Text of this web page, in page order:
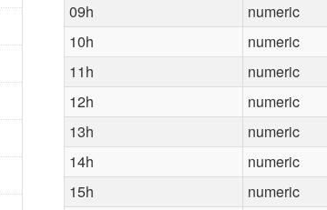
09h
numeric
10h
numeric
11h
numeric
12h
numeric
13h
numeric
14h
numeric
15h
numeric